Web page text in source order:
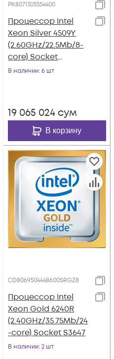
PK8071305554400
Процессор Intel
Xeon Silver 4509Y
(2.60GHz/22.5Mb/8-
core) Socket
LGA4677
В наличии: 6 шт
19 065 024 сум
В корзину
CD8069504448600SRGZ8
Процессор Intel
Xeon Gold 6240R
(2.40GHz/35.75Mb/24
-core) Socket S3647
В наличии: 2 шт